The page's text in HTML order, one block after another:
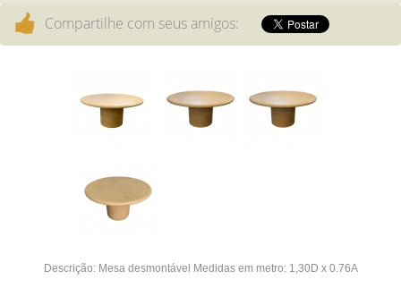
Compartilhe com seus amigos:
Descrição: Mesa desmontável Medidas em metro:1,30D x 0.76A